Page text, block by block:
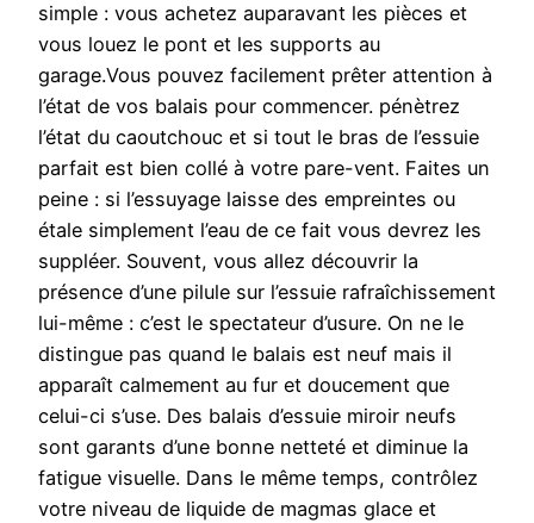
simple : vous achetez auparavant les pièces et
vous louez le pont et les supports au
garage.Vous pouvez facilement prêter attention à
l’état de vos balais pour commencer. pénètrez
l’état du caoutchouc et si tout le bras de l’essuie
parfait est bien collé à votre pare-vent. Faites un
peine : si l’essuyage laisse des empreintes ou
étale simplement l’eau de ce fait vous devrez les
suppléer. Souvent, vous allez découvrir la
présence d’une pilule sur l’essuie rafraîchissement
lui-même : c’est le spectateur d’usure. On ne le
distingue pas quand le balais est neuf mais il
apparaît calmement au fur et doucement que
celui-ci s’use. Des balais d’essuie miroir neufs
sont garants d’une bonne netteté et diminue la
fatigue visuelle. Dans le même temps, contrôlez
votre niveau de liquide de magmas glace et